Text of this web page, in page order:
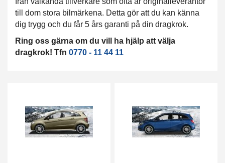
till dom stora bilmärkena. Detta gör att du kan känna
dig trygg och du får 5 års garanti på din dragkrok.
Ring oss gärna om du vill ha hjälp att välja
dragkrok! Tfn 0770 - 11 44 11